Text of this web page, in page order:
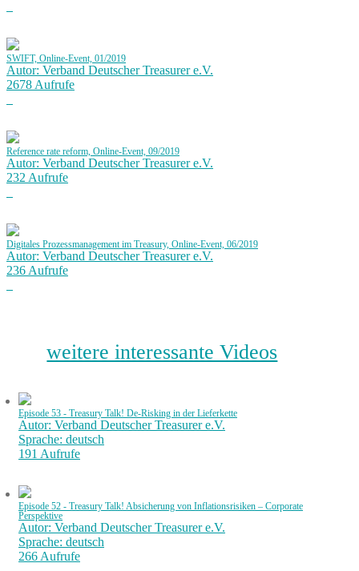
SWIFT, Online-Event, 01/2019
Autor: Verband Deutscher Treasurer e.V.
2678 Aufrufe
Reference rate reform, Online-Event, 09/2019
Autor: Verband Deutscher Treasurer e.V.
232 Aufrufe
Digitales Prozessmanagement im Treasury, Online-Event, 06/2019
Autor: Verband Deutscher Treasurer e.V.
236 Aufrufe
weitere interessante Videos
Episode 53 - Treasury Talk! De-Risking in der Lieferkette
Autor: Verband Deutscher Treasurer e.V.
Sprache: deutsch
191 Aufrufe
Episode 52 - Treasury Talk! Absicherung von Inflationsrisiken – Corporate
Perspektive
Autor: Verband Deutscher Treasurer e.V.
Sprache: deutsch
266 Aufrufe